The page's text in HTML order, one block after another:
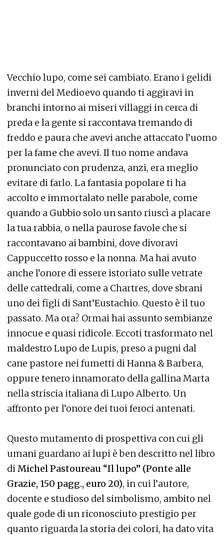
Vecchio lupo, come sei cambiato. Erano i gelidi
inverni del Medioevo quando ti aggiravi in
branchi intorno ai miseri villaggi in cerca di
preda e la gente si raccontava tremando di
freddo e paura che avevi anche attaccato l’uomo
per la fame che avevi. Il tuo nome andava
pronunciato con prudenza, anzi, era meglio
evitare di farlo. La fantasia popolare ti ha
accolto e immortalato nelle parabole, come
quando a Gubbio solo un santo riuscì a placare
la tua rabbia, o nella paurose favole che si
raccontavano ai bambini, dove divoravi
Cappuccetto rosso e la nonna. Ma hai avuto
anche l’onore di essere istoriato sulle vetrate
delle cattedrali, come a Chartres, dove sbrani
uno dei figli di Sant’Eustachio. Questo è il tuo
passato. Ma ora? Ormai hai assunto sembianze
innocue e quasi ridicole. Eccoti trasformato nel
maldestro Lupo de Lupis, preso a pugni dal
cane pastore nei fumetti di Hanna & Barbera,
oppure tenero innamorato della gallina Marta
nella striscia italiana di Lupo Alberto. Un
affronto per l’onore dei tuoi feroci antenati.
Questo mutamento di prospettiva con cui gli
umani guardano ai lupi è ben descritto nel libro
diMichel Pastoureau “Il lupo” (Ponte alle
Grazie, 150 pagg., euro 20), in cui l’autore,
docente e studioso del simbolismo, ambito nel
quale gode di un riconosciuto prestigio per
quanto riguarda la storia dei colori, ha dato vita